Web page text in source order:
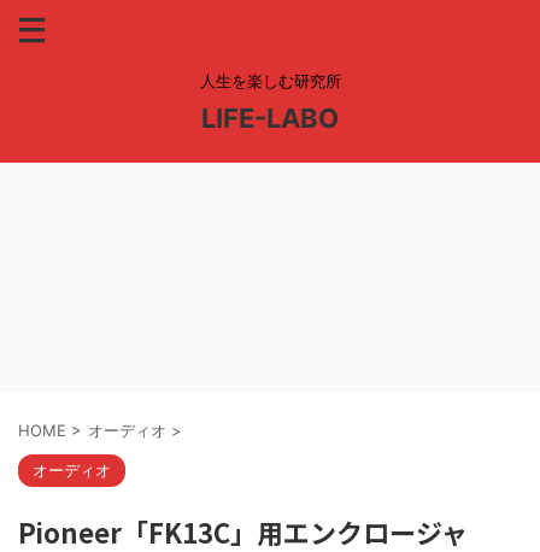
人生を楽しむ研究所
LIFE-LABO
HOME > オーディオ >
オーディオ
Pioneer「FK13C」用エンクロージャ